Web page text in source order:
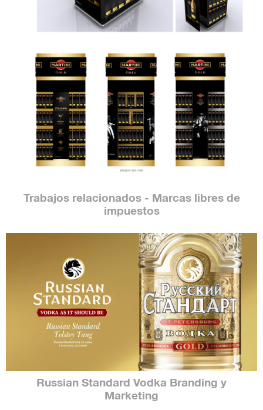
Trabajos relacionados - Marcas libres de
impuestos
Russian Standard Vodka Branding y
Marketing